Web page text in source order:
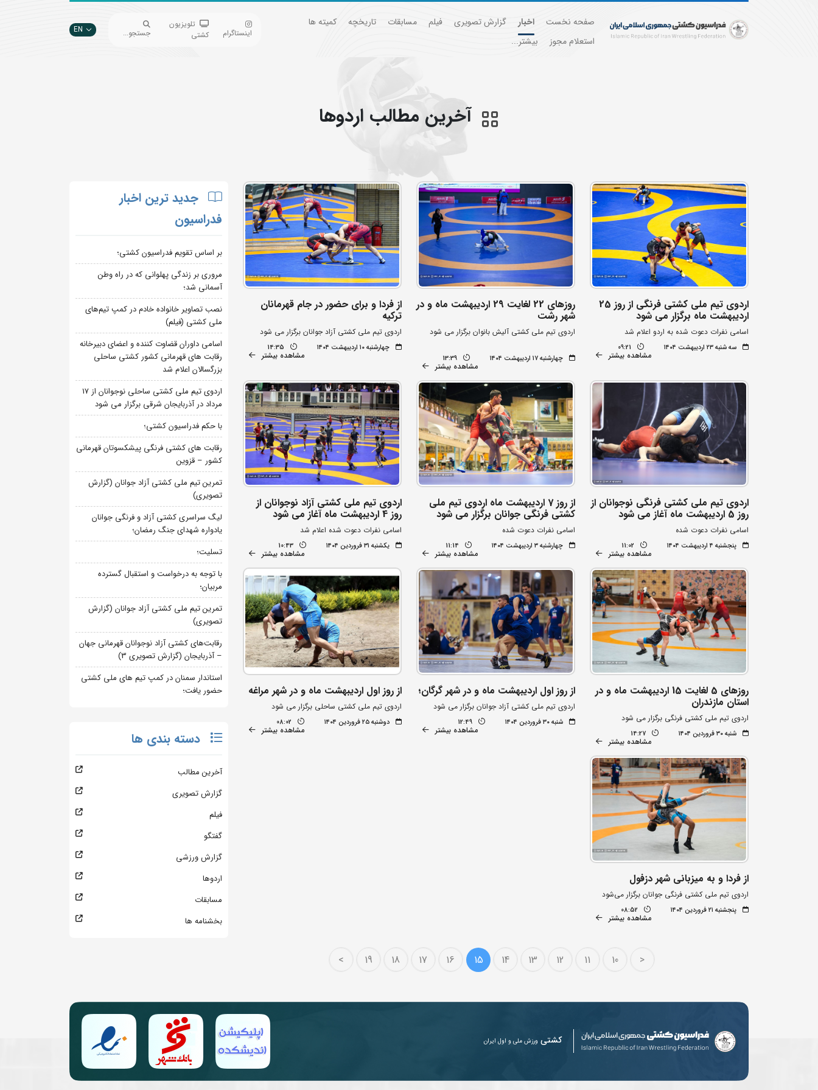
صفحه نخست اخبار گزارش تصویری فیلم مسابقات تاریخچه
کمیته ها
استعلام مجوز
بیشتر...
اینستاگرام
تلویزیون
کشتی
جستجو... EN
آخرین مطالب اردوها
اردوی تیم ملی کشتی فرنگی از روز 25
اردیبهشت ماه برگزار می شود
اسامی نفرات دعوت شده به اردو اعلام شد
سه شنبه ۲۳ اردیبهشت ۱۴۰۴ 09:21
مشاهده بیشتر
روزهای 22 لغایت 29 اردیبهشت ماه و در
شهر رشت
اردوی تیم ملی کشتی آلیش بانوان برگزار می شود
چهارشنبه ۱۷ اردیبهشت ۱۴۰۴ 13:39
مشاهده بیشتر
از فردا و برای حضور در جام قهرمانان
ترکیه
اردوی تیم ملی کشتی آزاد جوانان برگزار می شود
چهارشنبه ۱۰ اردیبهشت ۱۴۰۴ 14:35
مشاهده بیشتر
اردوی تیم ملی کشتی فرنگی نوجوانان از
روز 5 اردیبهشت ماه آغاز می شود
اسامی نفرات دعوت شده
پنجشنبه ۴ اردیبهشت ۱۴۰۴ 11:02
مشاهده بیشتر
از روز 7 اردیبهشت ماه اردوی تیم ملی
کشتی فرنگی جوانان برگزار می شود
اسامی نفرات دعوت شده
چهارشنبه ۳ اردیبهشت ۱۴۰۴ 11:14
مشاهده بیشتر
اردوی تیم ملی کشتی آزاد نوجوانان از
روز 4 اردیبهشت ماه آغاز می شود
اسامی نفرات دعوت شده اعلام شد
یکشنبه ۳۱ فروردین ۱۴۰۴ 10:43
مشاهده بیشتر
روزهای 5 لغایت 15 اردیبهشت ماه و در
استان مازندران
اردوی تیم ملی کشتی فرنگی برگزار می شود
شنبه ۳۰ فروردین ۱۴۰۴ 14:27
مشاهده بیشتر
از روز اول اردیبهشت ماه و در شهر گرگان؛
اردوی تیم ملی کشتی آزاد جوانان برگزار می شود
شنبه ۳۰ فروردین ۱۴۰۴ 12:49
مشاهده بیشتر
از روز اول اردیبهشت ماه و در شهر مراغه
اردوی تیم ملی کشتی ساحلی برگزار می شود
دوشنبه ۲۵ فروردین ۱۴۰۴ 08:02
مشاهده بیشتر
از فردا و به میزبانی شهر دزفول
اردوی تیم ملی کشتی فرنگی جوانان برگزار می‌شود
پنجشنبه ۲۱ فروردین ۱۴۰۴ 08:52
مشاهده بیشتر
<
10
11
12
13
14
15
16
17
18
19
>
جدید ترین اخبار
فدراسیون
بر اساس تقویم فدراسیون کشتی؛
مروری بر زندگی پهلوانی که در راه وطن
آسمانی شد؛
نصب تصاویر خانواده خادم در کمپ تیم‌های
ملی کشتی (فیلم)
اسامی داوران قضاوت کننده و اعضای دبیرخانه
رقابت های قهرمانی کشور کشتی ساحلی
بزرگسالان اعلام شد
اردوی تیم ملی کشتی ساحلی نوجوانان از 17
مرداد در آذربایجان شرقی برگزار می شود
با حکم فدراسیون کشتی؛
رقابت های کشتی فرنگی پیشکسوتان قهرمانی
کشور – قزوین
تمرین تیم ملی کشتی آزاد جوانان (گزارش
تصویری)
لیگ سراسری کشتی آزاد و فرنگی جوانان
یادواره شهدای جنگ رمضان؛
تسلیت؛
با توجه به درخواست و استقبال گسترده
مربیان؛
تمرین تیم ملی کشتی آزاد جوانان (گزارش
تصویری)
رقابت‌های کشتی آزاد نوجوانان قهرمانی جهان
– آذربایجان (گزارش تصویری 3)
استاندار سمنان در کمپ تیم های ملی کشتی
حضور یافت؛
دسته بندی ها
آخرین مطالب
گزارش تصویری
فیلم
گفتگو
گزارش ورزشی
اردوها
مسابقات
بخشنامه ها
کشتی ورزش ملی و اول ایران